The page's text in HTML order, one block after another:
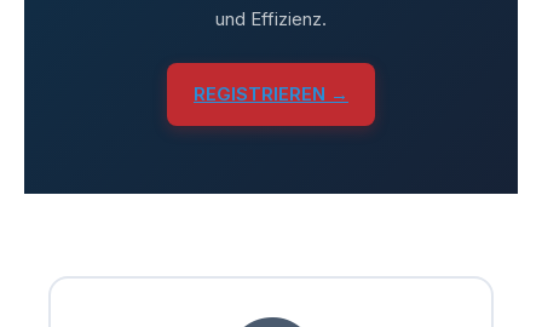
und Effizienz.
REGISTRIEREN →